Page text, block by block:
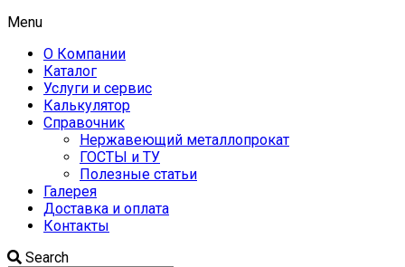
Menu
О Компании
Каталог
Услуги и сервис
Калькулятор
Справочник
Нержавеющий металлопрокат
ГОСТЫ и ТУ
Полезные статьи
Галерея
Доставка и оплата
Контакты
Search